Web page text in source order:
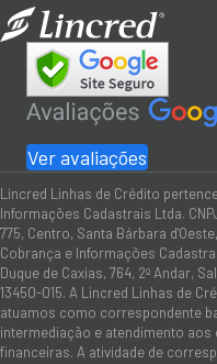
Ver avaliações
Lincred Linhas de Crédito
Informações Cadastrais Ltda.
775, Centro, Santa Bárbara
Cobrança e Informações
Duque de Caxias, 764, 2º Andar,
13450-015. A Lincred Linhas de
atuamos como correspondente
intermediação e atendimento
financeiras. A atividade de